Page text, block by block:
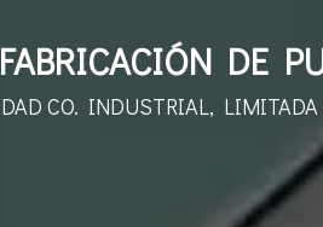
DE
CO. INDUSTRIAL, LIMITADA